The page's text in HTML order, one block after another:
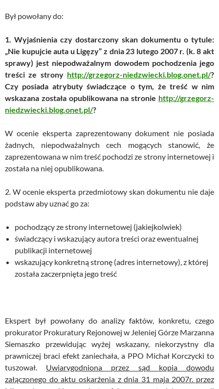
Był powołany do:
1. Wyjaśnienia czy dostarczony skan dokumentu o tytule:
„Nie kupujcie auta u Ligęzy” z dnia 23 lutego 2007 r. (k. 8 akt
sprawy) jest niepodważalnym dowodem pochodzenia jego
treści ze strony http://grzegorz-niedzwiecki.blog.onet.pl/?
Czy posiada atrybuty świadczące o tym, że treść w nim
wskazana została opublikowana na stronie http://grzegorz-
niedzwiecki.blog.onet.pl/?
W ocenie eksperta zaprezentowany dokument nie posiada
żadnych, niepodważalnych cech mogących stanowić, że
zaprezentowana w nim treść pochodzi ze strony internetowej i
została na niej opublikowana.
2. W ocenie eksperta przedmiotowy skan dokumentu nie daje
podstaw aby uznać go za:
pochodzący ze strony internetowej (jakiejkolwiek)
świadczący i wskazujący autora treści oraz ewentualnej
publikacji internetowej
wskazujący konkretną stronę (adres internetowy), z której
została zaczerpnięta jego treść
Ekspert był powołany do analizy faktów, konkretu, czego
prokurator Prokuratury Rejonowej w Jeleniej Górze Marzanna
Siemaszko przewidując wyżej wskazany, niekorzystny dla
prawniczej braci efekt zaniechała, a PPO Michał Korczycki to
tuszował. Uwiarygodniona przez sąd kopia dowodu
załączonego do aktu oskarżenia z dnia 31 maja 2007r. przez